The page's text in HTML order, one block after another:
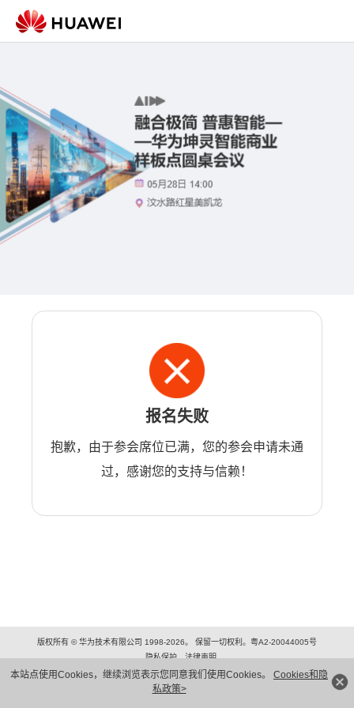
本站点使用Cookies，继续浏览表示您同意我们使用Cookies。 Cookies和隐
私政策>
报名失败
抱歉，由于参会席位已满，您的参会申请未通
过，感谢您的支持与信赖！
版权所有 © 华为技术有限公司 1998-2026。 保留一切权利。粤A2-20044005号
隐私保护
法律声明